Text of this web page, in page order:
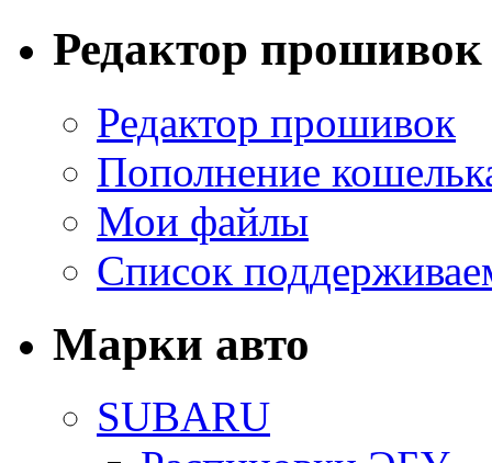
Редактор прошивок
Редактор прошивок
Пополнение
Мои файлы
Список
Марки авто
SUBARU